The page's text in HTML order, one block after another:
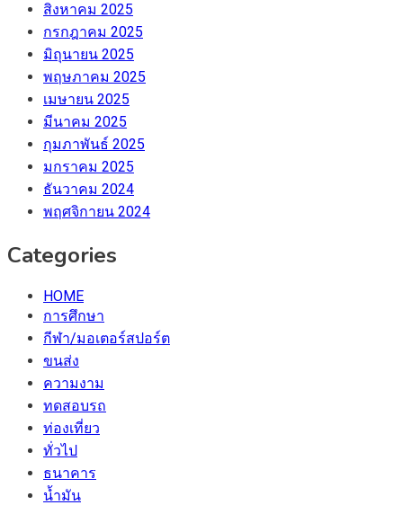
สิงหาคม 2025
กรกฎาคม 2025
มิถุนายน 2025
พฤษภาคม 2025
เมษายน 2025
มีนาคม 2025
กุมภาพันธ์ 2025
มกราคม 2025
ธันวาคม 2024
พฤศจิกายน 2024
Categories
HOME
การศึกษา
กีฬา/มอเตอร์สปอร์ต
ขนส่ง
ความงาม
ทดสอบรถ
ท่องเที่ยว
ทั่วไป
ธนาคาร
น้ำมัน